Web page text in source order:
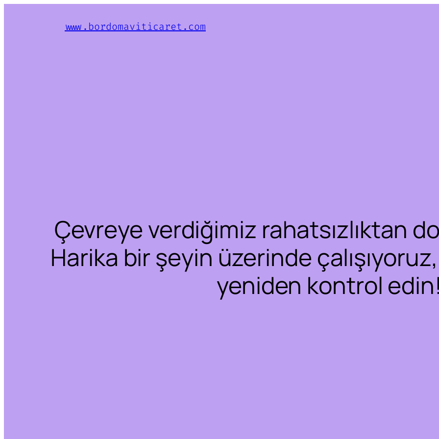
www.bordomaviticaret.com
Çevreye verdiğimiz rahatsızlıktan
Harika bir şeyin üzerinde
yeniden kontrol edin!